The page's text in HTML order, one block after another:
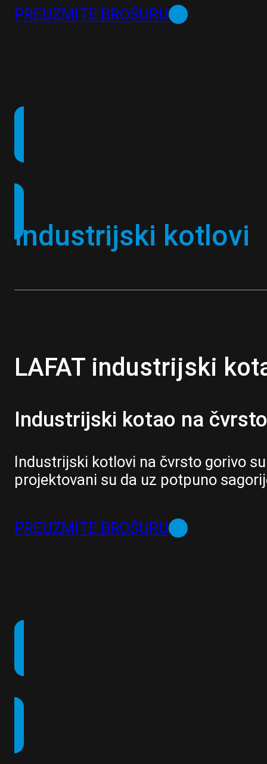
PREUZMITE BROŠURU
Industrijski kotlovi
LAFAT industrijski
Industrijski kotao na
Industrijski kotlovi na čvrsto gorivo
projektovani su da uz potpuno
PREUZMITE BROŠURU